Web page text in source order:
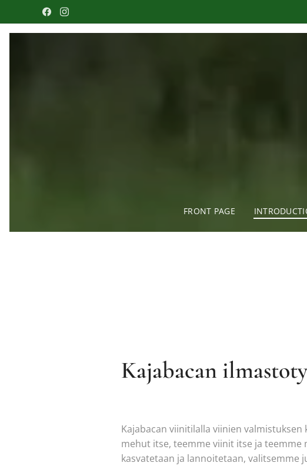
FRONT PAGE
Kajabacan
Kajabacan viinitilalla viinien
mehut itse, teemme viinit itse ja
kasvatetaan ja lannoitetaan, valitsemme